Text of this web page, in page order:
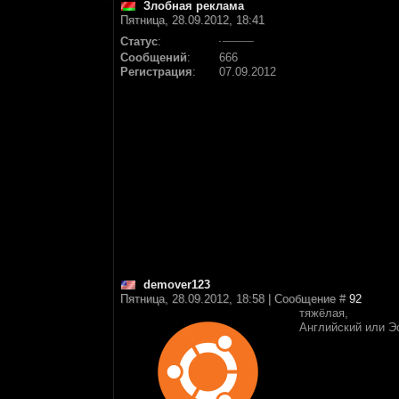
Злобная реклама
Пятница, 28.09.2012, 18:41
Статус:
Сообщений:
666
Регистрация: 07.09.2012
demover123
Пятница, 28.09.2012, 18:58 | Сообщение # 92
тяжёлая,
Английский или